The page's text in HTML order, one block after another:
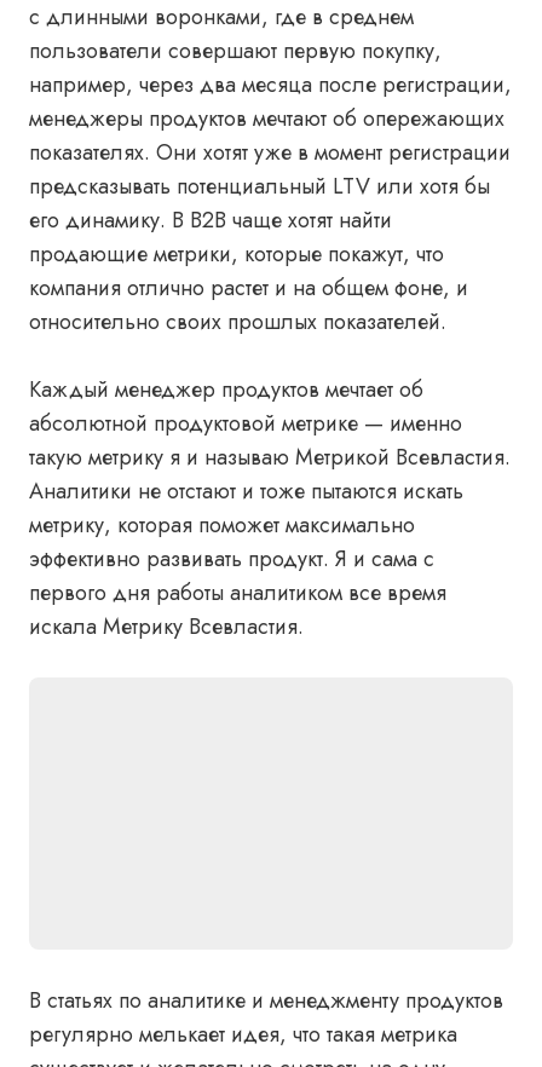
с длинными воронками, где в среднем
пользователи совершают первую покупку,
например, через два месяца после регистрации,
менеджеры продуктов мечтают об опережающих
показателях. Они хотят уже в момент регистрации
предсказывать потенциальный LTV или хотя бы
его динамику. В B2B чаще хотят найти
продающие метрики, которые покажут, что
компания отлично растет и на общем фоне, и
относительно своих прошлых показателей.
Каждый менеджер продуктов мечтает об
абсолютной продуктовой метрике — именно
такую метрику я и называю Метрикой Всевластия.
Аналитики не отстают и тоже пытаются искать
метрику, которая поможет максимально
эффективно развивать продукт. Я и сама с
первого дня работы аналитиком все время
искала Метрику Всевластия.
В статьях по аналитике и менеджменту продуктов
регулярно мелькает идея, что такая метрика